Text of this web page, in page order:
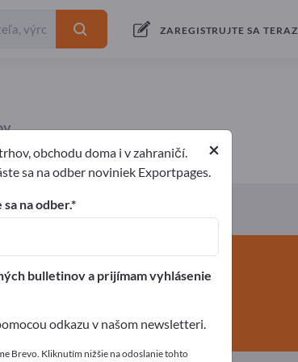
ZAREGISTRUJTE SA TERAZ
Exportéri6 Výrobcovia5
×
obchodu doma i v zahraničí.
sa na odber noviniek Exportpages.
na odber.
bulletinov a prijímam vyhlásenie
odkazu v našom newsletteri.
Brevo. Kliknutím nižšie na odoslanie tohto